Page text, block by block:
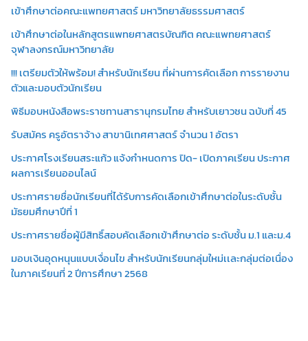
เข้าศึกษาต่อคณะแพทยศาสตร์ มหาวิทยาลัยธรรมศาสตร์
เข้าศึกษาต่อในหลักสูตรแพทยศาสตรบัณฑิต คณะแพทยศาสตร์
จุฬาลงกรณ์มหาวิทยาลัย
!!! เตรียมตัวให้พร้อม! สำหรับนักเรียน ที่ผ่านการคัดเลือก การรายงาน
ตัวและมอบตัวนักเรียน
พิธีมอบหนังสือพระราชทานสารานุกรมไทย สำหรับเยาวชน ฉบับที่ 45
รับสมัคร ครูอัตราจ้าง สาขานิเทศศาสตร์ จำนวน 1 อัตรา
ประกาศโรงเรียนสระแก้ว แจ้งกำหนดการ ปิด- เปิดภาคเรียน ประกาศ
ผลการเรียนออนไลน์
ประกาศรายชื่อนักเรียนที่ได้รับการคัดเลือกเข้าศึกษาต่อในระดับชั้น
มัธยมศึกษาปีที่ 1
ประกาศรายชื่อผู้มีสิทธิ์สอบคัดเลือกเข้าศึกษาต่อ ระดับชั้น ม.1 และม.4
มอบเงินอุดหนุนแบบเงื่อนไข สำหรับนักเรียนกลุ่มใหม่เเละกลุ่มต่อเนื่อง
ในภาคเรียนที่ 2 ปีการศึกษา 2568